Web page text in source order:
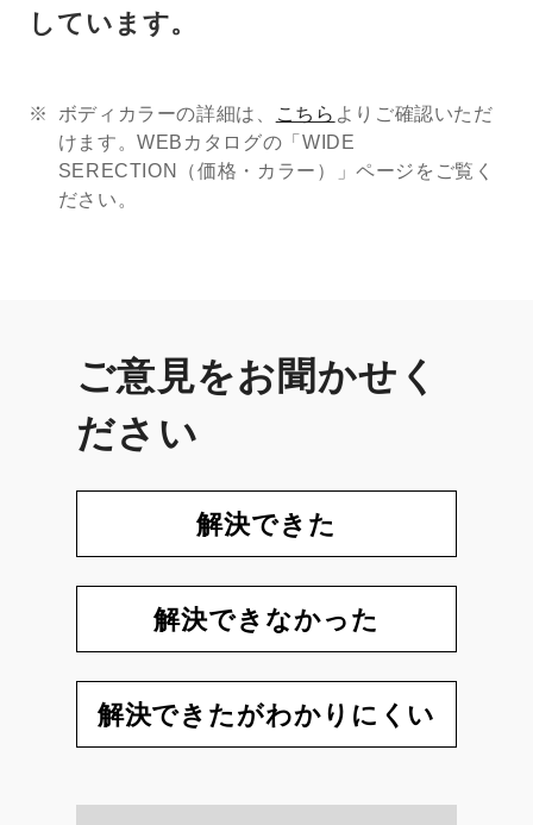
しています。
ボディカラーの詳細は、 こちら よりご確認いただ
けます。WEBカタログの「WIDE
SERECTION（価格・カラー）」ページをご覧く
ださい。
ご意見をお聞かせく
ださい
解決できた
解決できなかった
解決できたがわかりにくい